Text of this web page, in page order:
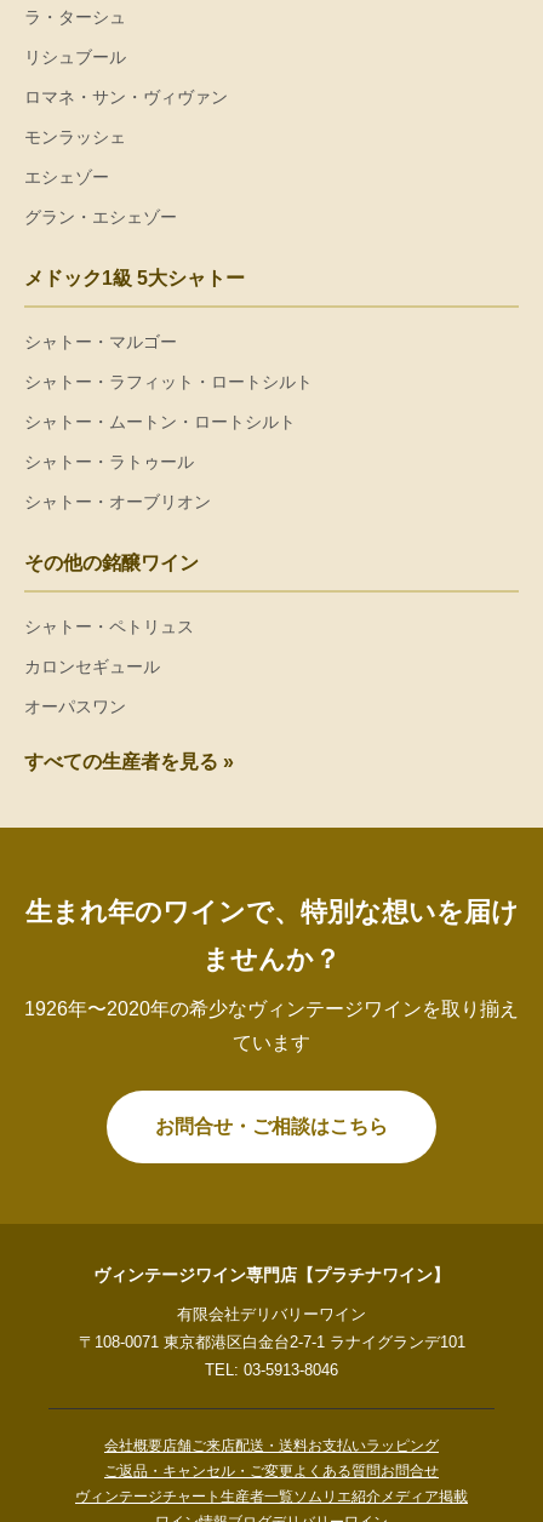
ラ・ターシュ
リシュブール
ロマネ・サン・ヴィヴァン
モンラッシェ
エシェゾー
グラン・エシェゾー
メドック1級 5大シャトー
シャトー・マルゴー
シャトー・ラフィット・ロートシルト
シャトー・ムートン・ロートシルト
シャトー・ラトゥール
シャトー・オーブリオン
その他の銘醸ワイン
シャトー・ペトリュス
カロンセギュール
オーパスワン
すべての生産者を見る »
生まれ年のワインで、特別な想いを届け
ませんか？
1926年〜2020年の希少なヴィンテージワインを取り揃え
ています
お問合せ・ご相談はこちら
ヴィンテージワイン専門店【プラチナワイン】
有限会社デリバリーワイン
〒108-0071 東京都港区白金台2-7-1 ラナイグランデ101
TEL: 03-5913-8046
会社概要店舗ご来店配送・送料お支払いラッピング
ご返品・キャンセル・ご変更よくある質問お問合せ
ヴィンテージチャート 生産者一覧ソムリエ紹介メディア掲載